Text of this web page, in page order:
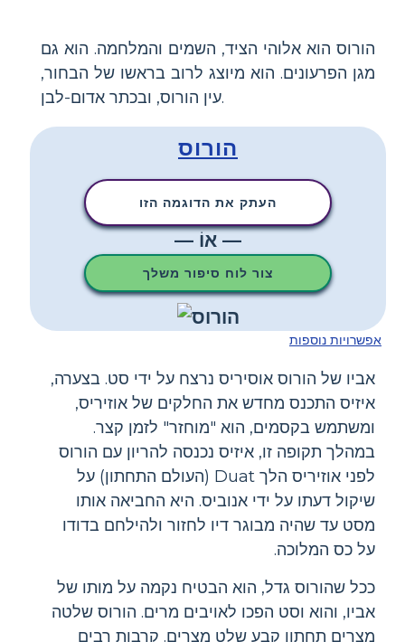
הורוס הוא אלוהי הציד, השמים והמלחמה. הוא גם
מגן הפרעונים. הוא מיוצג לרוב בראשו של הבחור,
עין הורוס, ובכתר אדום-לבן.
הורוס
העתק את הדוגמה הזו
— אוֹ —
צור לוח סיפור משלך
אפשרויות נוספות
אביו של הורוס אוסיריס נרצח על ידי סט. בצערה,
איזיס התכנס מחדש את החלקים של אוזיריס,
ומשתמש בקסמים, הוא "מוחזר" לזמן קצר.
במהלך תקופה זו, איזיס נכנסה להריון עם הורוס
לפני אוזיריס הלך Duat (העולם התחתון) על
שיקול דעתו על ידי אנוביס. היא החביאה אותו
מסט עד שהיה מבוגר דיו לחזור ולהילחם בדודו
על כס המלוכה.
ככל שהורוס גדל, הוא הבטיח נקמה על מותו של
אביו, והוא וסט הפכו לאויבים מרים. הורוס שלטה
מצרים תחתון קבע שלט מצרים. קרבות רבים